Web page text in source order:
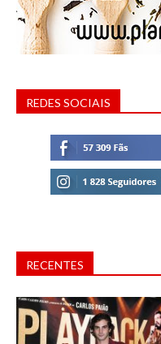
REDES SOCIAIS
RECENTES